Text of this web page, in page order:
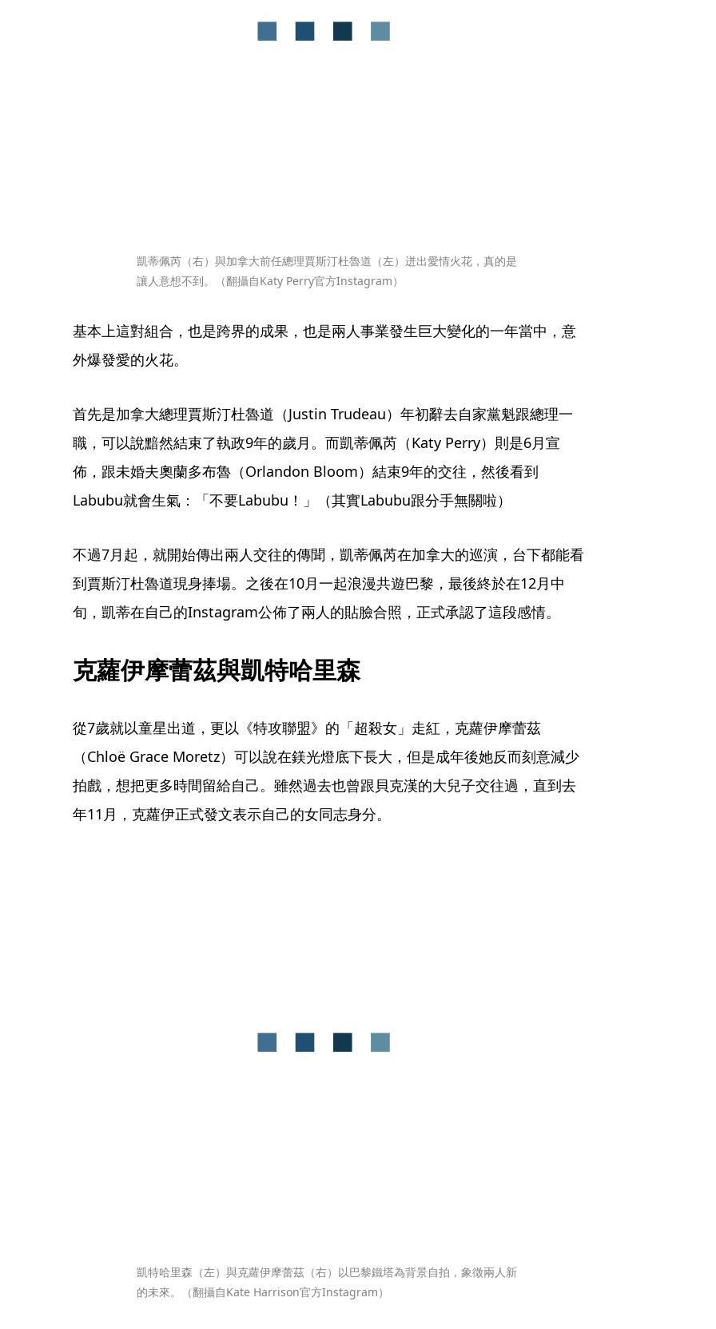
凱蒂佩芮（右）與加拿大前任總理賈斯汀杜魯道（左）迸出愛情火花，真的是
讓人意想不到。（翻攝自Katy Perry官方Instagram）
基本上這對組合，也是跨界的成果，也是兩人事業發生巨大變化的一年當中，意
外爆發愛的火花。
首先是加拿大總理賈斯汀杜魯道（Justin Trudeau）年初辭去自家黨魁跟總理一
職，可以說黯然結束了執政9年的歲月。而凱蒂佩芮（Katy Perry）則是6月宣
佈，跟未婚夫奧蘭多布魯（Orlandon Bloom）結束9年的交往，然後看到
Labubu就會生氣：「不要Labubu！」（其實Labubu跟分手無關啦）
不過7月起，就開始傳出兩人交往的傳聞，凱蒂佩芮在加拿大的巡演，台下都能看
到賈斯汀杜魯道現身捧場。之後在10月一起浪漫共遊巴黎，最後終於在12月中
旬，凱蒂在自己的Instagram公佈了兩人的貼臉合照，正式承認了這段感情。
克蘿伊摩蕾茲與凱特哈里森
從7歲就以童星出道，更以《特攻聯盟》的「超殺女」走紅，克蘿伊摩蕾茲
（Chloë Grace Moretz）可以說在鎂光燈底下長大，但是成年後她反而刻意減少
拍戲，想把更多時間留給自己。雖然過去也曾跟貝克漢的大兒子交往過，直到去
年11月，克蘿伊正式發文表示自己的女同志身分。
凱特哈里森（左）與克蘿伊摩蕾茲（右）以巴黎鐵塔為背景自拍，象徵兩人新
的未來。（翻攝自Kate Harrison官方Instagram）